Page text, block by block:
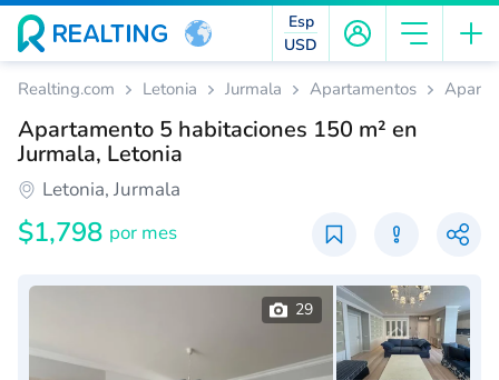
Esp
USD
Realting.com Letonia Jurmala Apartamentos
Apartamento 5 habitaciones 150 m² en
Jurmala, Letonia
Letonia, Jurmala
$1,798 por mes
29